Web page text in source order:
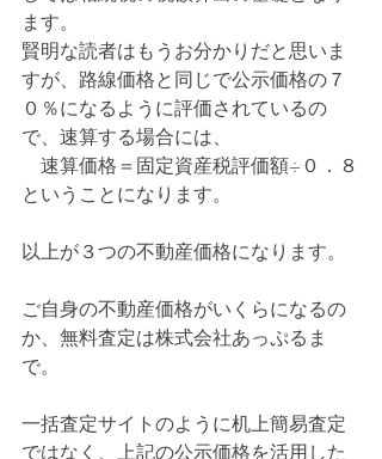
ます。
賢明な読者はもうお分かりだと思いま
すが、路線価格と同じで公示価格の７
０％になるように評価されているの
で、速算する場合には、
速算価格＝固定資産税評価額÷０．８
ということになります。
以上が３つの不動産価格になります。
ご自身の不動産価格がいくらになるの
か、無料査定は株式会社あっぷるま
で。
一括査定サイトのように机上簡易査定
ではなく、上記の公示価格を活用した